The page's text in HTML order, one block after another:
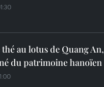
thé au lotus de Quang An,
du patrimoine hanoïen